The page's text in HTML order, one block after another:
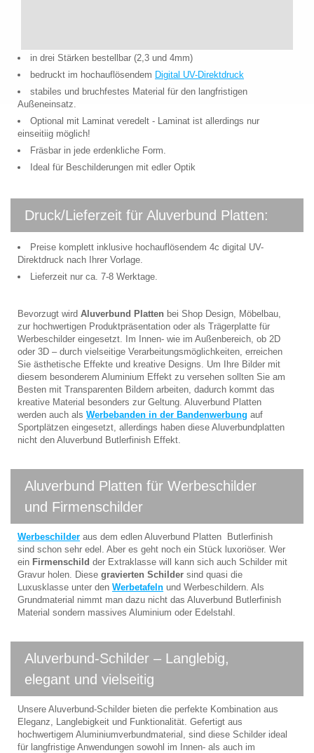
in drei Stärken bestellbar (2,3 und 4mm)
bedruckt im hochauflösendem Digital UV-Direktdruck
stabiles und bruchfestes Material für den langfristigen
Außeneinsatz.
Optional mit Laminat veredelt - Laminat ist allerdings nur
einseitiig möglich!
Fräsbar in jede erdenkliche Form.
Ideal für Beschilderungen mit edler Optik
Druck/Lieferzeit für Aluverbund Platten:
Preise komplett inklusive hochauflösendem 4c digital UV-
Direktdruck nach Ihrer Vorlage.
Lieferzeit nur ca. 7-8 Werktage.
Bevorzugt wird Aluverbund Platten bei Shop Design, Möbelbau,
zur hochwertigen Produktpräsentation oder als Trägerplatte für
Werbeschilder eingesetzt. Im Innen- wie im Außenbereich, ob 2D
oder 3D – durch vielseitige Verarbeitungsmöglichkeiten, erreichen
Sie ästhetische Effekte und kreative Designs. Um Ihre Bilder mit
diesem besonderem Aluminium Effekt zu versehen sollten Sie am
Besten mit Transparenten Bildern arbeiten, dadurch kommt das
kreative Material besonders zur Geltung. Aluverbund Platten
werden auch als Werbebanden in der Bandenwerbung auf
Sportplätzen eingesetzt, allerdings haben diese Aluverbundplatten
nicht den Aluverbund Butlerfinish Effekt.
Aluverbund Platten für Werbeschilder
und Firmenschilder
Werbeschilder aus dem edlen Aluverbund Platten Butlerfinish
sind schon sehr edel. Aber es geht noch ein Stück luxoriöser. Wer
ein Firmenschild der Extraklasse will kann sich auch Schilder mit
Gravur holen. Diese gravierten Schilder sind quasi die
Luxusklasse unter den Werbetafeln und Werbeschildern. Als
Grundmaterial nimmt man dazu nicht das Aluverbund Butlerfinish
Material sondern massives Aluminium oder Edelstahl.
Aluverbund-Schilder – Langlebig,
elegant und vielseitig
Unsere Aluverbund-Schilder bieten die perfekte Kombination aus
Eleganz, Langlebigkeit und Funktionalität. Gefertigt aus
hochwertigem Aluminiumverbundmaterial, sind diese Schilder ideal
für langfristige Anwendungen sowohl im Innen- als auch im